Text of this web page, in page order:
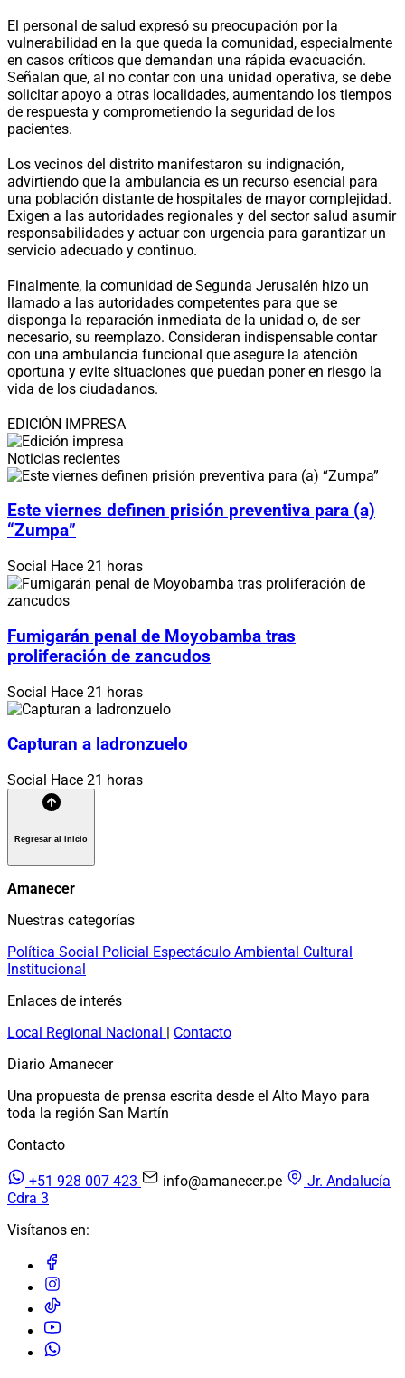
El personal de salud expresó su preocupación por la
vulnerabilidad en la que queda la comunidad, especialmente
en casos críticos que demandan una rápida evacuación.
Señalan que, al no contar con una unidad operativa, se debe
solicitar apoyo a otras localidades, aumentando los tiempos
de respuesta y comprometiendo la seguridad de los
pacientes.
Los vecinos del distrito manifestaron su indignación,
advirtiendo que la ambulancia es un recurso esencial para
una población distante de hospitales de mayor complejidad.
Exigen a las autoridades regionales y del sector salud asumir
responsabilidades y actuar con urgencia para garantizar un
servicio adecuado y continuo.
Finalmente, la comunidad de Segunda Jerusalén hizo un
llamado a las autoridades competentes para que se
disponga la reparación inmediata de la unidad o, de ser
necesario, su reemplazo. Consideran indispensable contar
con una ambulancia funcional que asegure la atención
oportuna y evite situaciones que puedan poner en riesgo la
vida de los ciudadanos.
EDICIÓN IMPRESA
Noticias recientes
Este viernes definen prisión preventiva para (a)
“Zumpa”
Social Hace 21 horas
Fumigarán penal de Moyobamba tras
proliferación de zancudos
Social Hace 21 horas
Capturan a ladronzuelo
Social Hace 21 horas
Regresar al inicio
Amanecer
Nuestras categorías
Política Social Policial Espectáculo Ambiental Cultural
Institucional
Enlaces de interés
Local Regional Nacional | Contacto
Diario Amanecer
Una propuesta de prensa escrita desde el Alto Mayo para
toda la región San Martín
Contacto
+51 928 007 423 info@amanecer.pe
Jr. Andalucía
Cdra 3
Visítanos en: